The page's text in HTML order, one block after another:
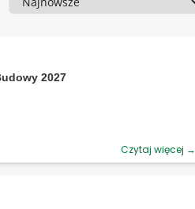
Sortowanie
2027
Czytaj więcej →